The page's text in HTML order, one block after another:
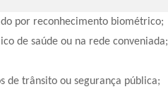
por reconhecimento biométrico;
de saúde ou na rede conveniada;
de trânsito ou segurança pública;